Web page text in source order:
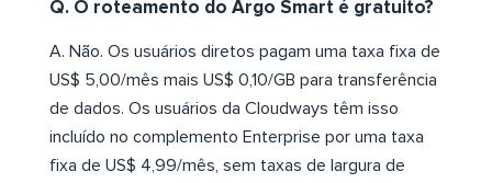
Q. O roteamento do Argo Smart é gratuito?
A. Não. Os usuários diretos pagam uma taxa fixa de
US$ 5,00/mês mais US$ 0,10/GB para transferência
de dados. Os usuários da Cloudways têm isso
incluído no complemento Enterprise por uma taxa
fixa de US$ 4,99/mês, sem taxas de largura de